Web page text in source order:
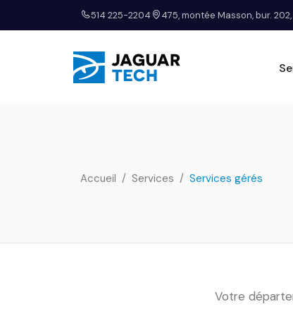
514 225-2204 475, montée Masson, bur.
Accueil Services Services gérés
Votre